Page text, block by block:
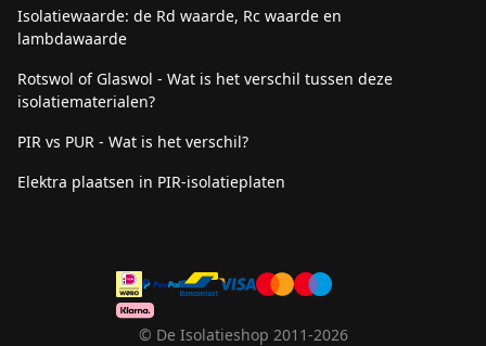
Isolatiewaarde: de Rd waarde, Rc waarde en
lambdawaarde
Rotswol of Glaswol - Wat is het verschil tussen deze
isolatiematerialen?
PIR vs PUR - Wat is het verschil?
Elektra plaatsen in PIR-isolatieplaten
© De Isolatieshop 2011-2026